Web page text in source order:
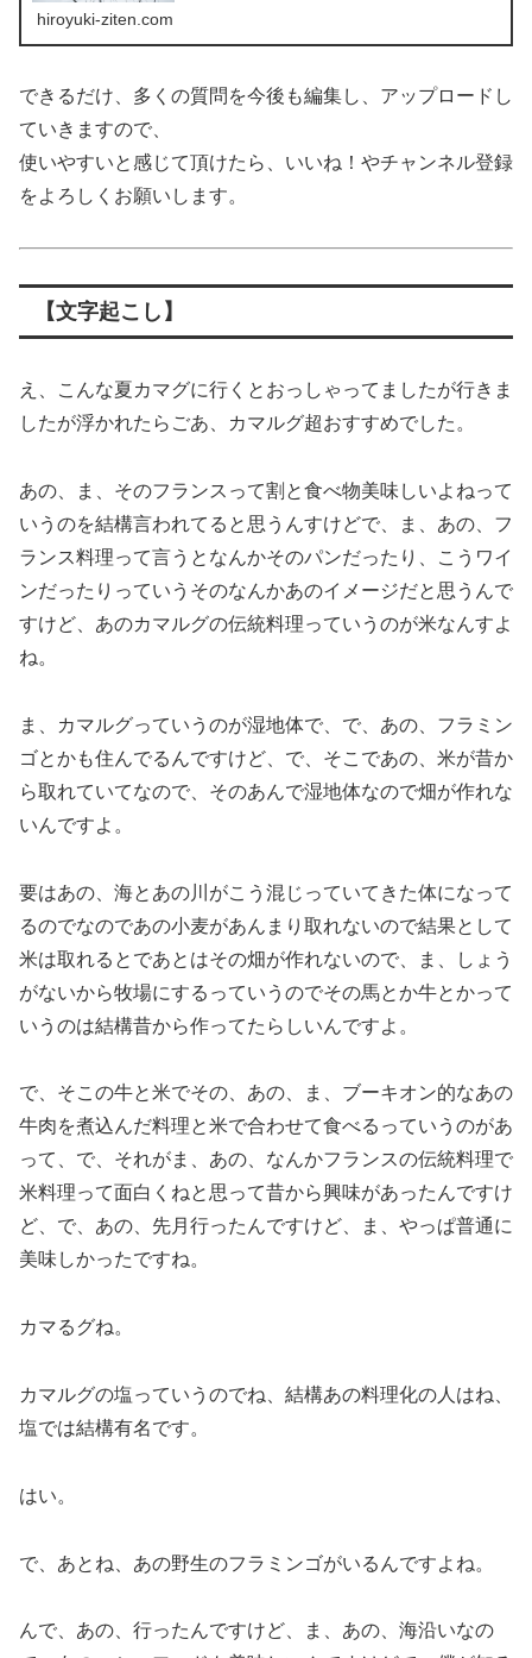
hiroyuki-ziten.com
できるだけ、多くの質問を今後も編集し、アップロードし
ていきますので、
使いやすいと感じて頂けたら、いいね！やチャンネル登録
をよろしくお願いします。
【文字起こし】
え、こんな夏カマグに行くとおっしゃってましたが行きま
したが浮かれたらごあ、カマルグ超おすすめでした。
あの、ま、そのフランスって割と食べ物美味しいよねって
いうのを結構言われてると思うんすけどで、ま、あの、フ
ランス料理って言うとなんかそのパンだったり、こうワイ
ンだったりっていうそのなんかあのイメージだと思うんで
すけど、あのカマルグの伝統料理っていうのが米なんすよ
ね。
ま、カマルグっていうのが湿地体で、で、あの、フラミン
ゴとかも住んでるんですけど、で、そこであの、米が昔か
ら取れていてなので、そのあんで湿地体なので畑が作れな
いんですよ。
要はあの、海とあの川がこう混じっていてきた体になって
るのでなのであの小麦があんまり取れないので結果として
米は取れるとであとはその畑が作れないので、ま、しょう
がないから牧場にするっていうのでその馬とか牛とかって
いうのは結構昔から作ってたらしいんですよ。
で、そこの牛と米でその、あの、ま、ブーキオン的なあの
牛肉を煮込んだ料理と米で合わせて食べるっていうのがあ
って、で、それがま、あの、なんかフランスの伝統料理で
米料理って面白くねと思って昔から興味があったんですけ
ど、で、あの、先月行ったんですけど、ま、やっぱ普通に
美味しかったですね。
カマるグね。
カマルグの塩っていうのでね、結構あの料理化の人はね、
塩では結構有名です。
はい。
で、あとね、あの野生のフラミンゴがいるんですよね。
んで、あの、行ったんですけど、ま、あの、海沿いなの